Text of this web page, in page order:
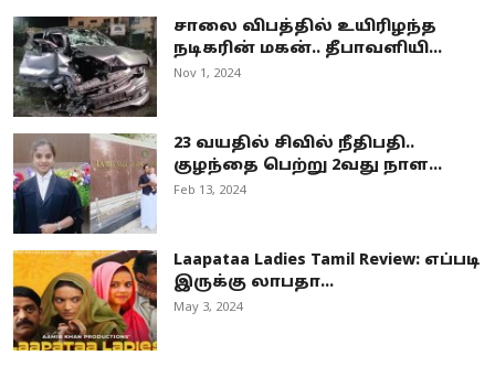
சாலை விபத்தில் உயிரிழந்த
நடிகரின் மகன்.. தீபாவளியி...
Nov 1, 2024
23 வயதில் சிவில் நீதிபதி..
குழந்தை பெற்று 2வது நாள...
Feb 13, 2024
Laapataa Ladies Tamil Review: எப்படி
இருக்கு லாபதா...
May 3, 2024